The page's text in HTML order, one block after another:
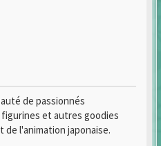
de passionnés
et autres goodies
de l'animation japonaise.